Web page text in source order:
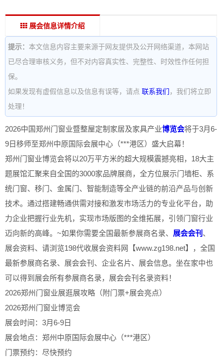
展会信息详情介绍
提示： 本文信息内容主要来源于网友提供及公开网络渠道，本网站
已尽合理审核义务，但不对内容真实性、完整性、时效性作任何担
保。
如果发现有虚假信息以及信息有误等，请点 联系我们 ，我们将立即
处理！
2026中国郑州门窗业暨整屋定制家居及家具产业博览会将于3月6-
9日移师至郑州中原国际会展中心（***港区）盛大启幕！
郑州门窗业博览会将以20万平方米的超大规模震撼亮相，18大主
题展馆汇聚来自全国的3000家品牌展商，全方位展示门墙柜、系
统门窗、移门、金属门、智能制造等全产业链的前沿产品与创新
技术。通过搭建畅通供需对接和激发市场活力的专业化平台，助
力企业把握行业先机，实现市场版图的全维拓展，引领门窗行业
迈向新的高峰。~如果你需要全国最新参展商名录、 展会会刊 、
展会资料、请浏览198代收展会资料网【www.zg198.net】，全国
最新参展商名录、展会会刊、企业名片、展会信息。坐在家中也
可以得到展会所有参展商名录，展会会刊名录资料！
2026郑州门窗业展逛展攻略（附门票+展会亮点）
2026郑州门窗业博览会
展会时间：3月6-9日
展会地点：郑州中原国际会展中心（***港区）
门票预约：尽快预约